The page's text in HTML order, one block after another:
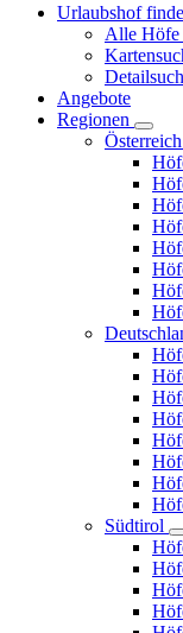
Urlaubshof
Alle Höfe
Angebote
Regionen
Österreich
Südtirol